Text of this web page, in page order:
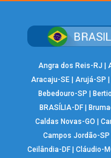
Angra dos Reis-RJ |
Aracaju-SE | Arujá-SP
Bebedouro-SP |
BRASÍLIA-DF|
Caldas Novas-GO |
Campos Jordão-SP
Ceilândia-DF| Cláudio-